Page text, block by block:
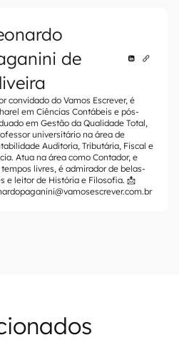
de
convidado do Vamos Escrever, é
em Ciências Contábeis e pós-
em Gestão da Qualidade Total,
universitário na área de
Auditoria, Tributária, Fiscal e
Atua na área como Contador, e
livres, é admirador de belas-
e leitor de História e Filosofia. 📩